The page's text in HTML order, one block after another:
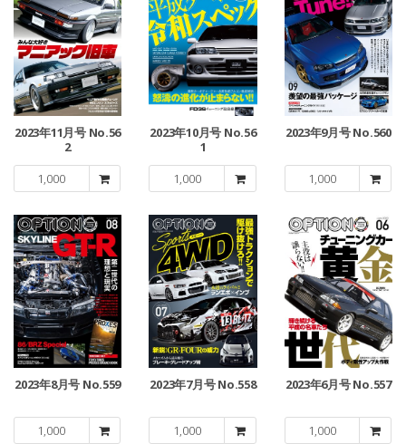
2023年11月号 No.56
2
1,000
2023年10月号 No.56
1
1,000
2023年9月号 No.560
1,000
2023年8月号 No.559
1,000
2023年7月号 No.558
1,000
2023年6月号 No.557
1,000